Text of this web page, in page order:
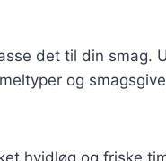
det til din smag.
og
hvidløg og friske